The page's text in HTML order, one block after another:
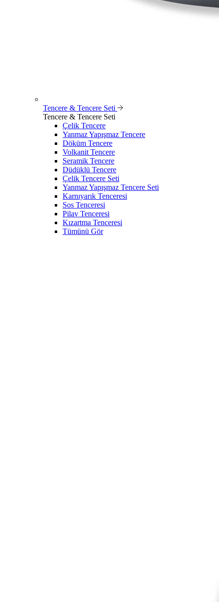
Tencere & Tencere Seti
Tencere & Tencere Seti
Çelik Tencere
Yanmaz Yapışmaz Tencere
Döküm Tencere
Volkanit Tencere
Seramik Tencere
Düdüklü Tencere
Çelik Tencere Seti
Yanmaz Yapışmaz Tencere Seti
Karnıyarık Tenceresi
Sos Tenceresi
Pilav Tenceresi
Kızartma Tenceresi
Tümünü Gör